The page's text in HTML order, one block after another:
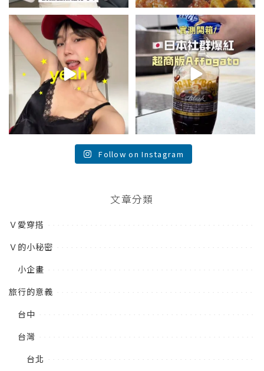
summer outfit⋆.˚✮🎧✮˚.⋆
夏日穿搭最需要單品！...
755 43
\🇯🇵日本爆紅!超商版Affogato
🍨☕️/
🏷️#吉推日本🇯🇵...
116 26
Follow on Instagram
文章分類
Ｖ愛穿搭
Ｖ的小秘密
小企畫
旅行的意義
台中
台灣
台北